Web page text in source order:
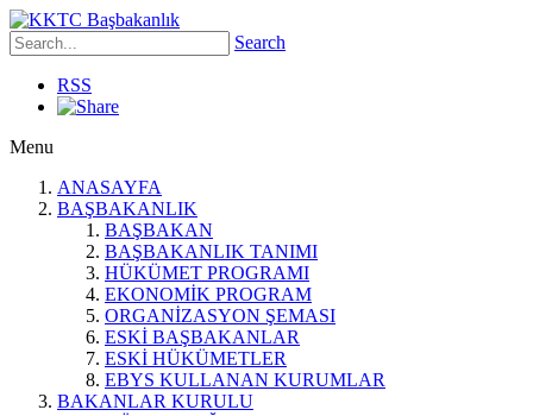
Search
RSS
Menu
ANASAYFA
BAŞBAKANLIK
BAŞBAKAN
BAŞBAKANLIK TANIMI
HÜKÜMET PROGRAMI
EKONOMİK PROGRAM
ORGANİZASYON ŞEMASI
ESKİ BAŞBAKANLAR
ESKİ HÜKÜMETLER
EBYS KULLANAN KURUMLAR
BAKANLAR KURULU